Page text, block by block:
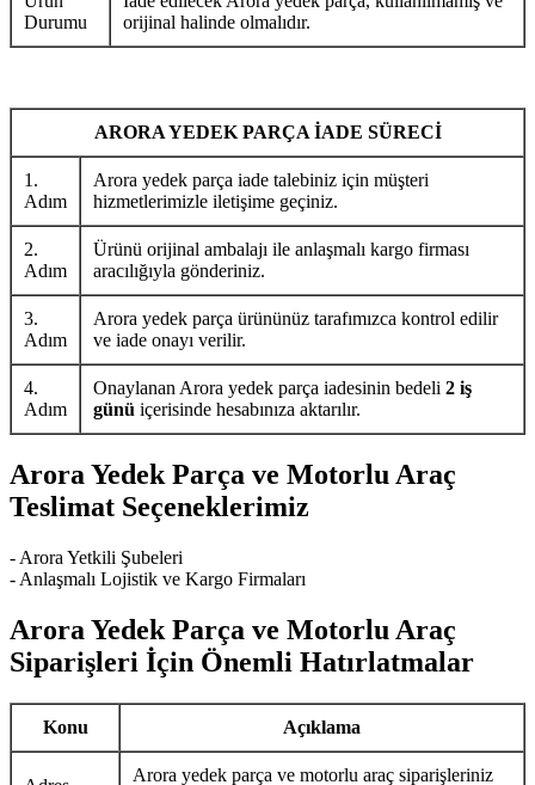
Durumu
orijinal halinde olmalıdır.
ARORA YEDEK PARÇA İADE SÜRECİ
1.
Adım
Arora yedek parça iade talebiniz için müşteri
hizmetlerimizle iletişime geçiniz.
2.
Adım
Ürünü orijinal ambalajı ile anlaşmalı kargo firması
aracılığıyla gönderiniz.
3.
Adım
Arora yedek parça ürününüz tarafımızca kontrol edilir
ve iade onayı verilir.
4.
Adım
Onaylanan Arora yedek parça iadesinin bedeli 2 iş
günü içerisinde hesabınıza aktarılır.
Arora Yedek Parça ve Motorlu Araç
Teslimat Seçeneklerimiz
- Arora Yetkili Şubeleri
- Anlaşmalı Lojistik ve Kargo Firmaları
Arora Yedek Parça ve Motorlu Araç
Siparişleri İçin Önemli Hatırlatmalar
Konu Açıklama
Arora yedek parça ve motorlu araç siparişleriniz